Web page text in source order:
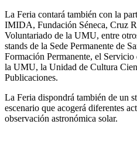
La Feria contará también con la
IMIDA, Fundación Séneca, Cruz
Voluntariado de la UMU, entre
stands de la Sede Permanente de
Formación Permanente, el
la UMU, la Unidad de Cultura
Publicaciones.
La Feria dispondrá también de un
escenario que acogerá diferentes
observación astronómica solar.